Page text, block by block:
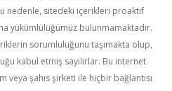
nedenle, sitedeki içerikleri proaktif
yükümlülüğümüz bulunmamaktadır.
sorumluluğunu taşımakta olup,
kabul etmiş sayılırlar. Bu internet
veya şahıs şirketi ile hiçbir bağlantısı